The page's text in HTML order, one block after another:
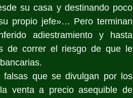
su casa y destinando poco
propio jefe»… Pero terminan
adiestramiento y hasta
de correr el riesgo de que le
que se divulgan por los
venta a precio asequible de